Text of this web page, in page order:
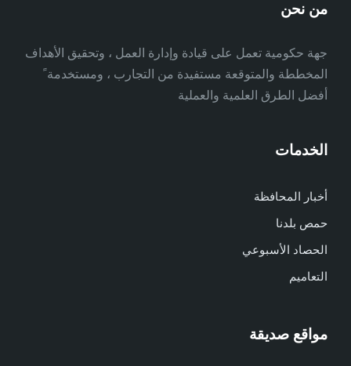
من نحن
جهة حكومية تعمل على قيادة وإدارة العمل ، وتحقيق الأهداف
المخططة والمتوقعة مستفيدة من التجارب ، ومستخدمة ً
أفضل الطرق العلمية والعملية
الخدمات
أخبار المحافظة
حمص بلدنا
الحصاد الأسبوعي
التعاميم
مواقع صديقة